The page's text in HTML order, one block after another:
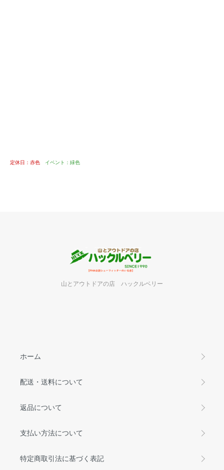
定休日：赤色 イベント：緑色
山とアウトドアの店 ハックルベリー
ホーム
配送・送料について
返品について
支払い方法について
特定商取引法に基づく表記